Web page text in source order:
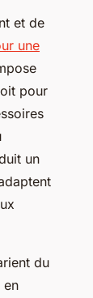
et de
une
pour
un
du
en